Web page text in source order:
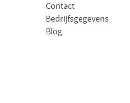
Contact
Bedrijfsgegevens
Blog